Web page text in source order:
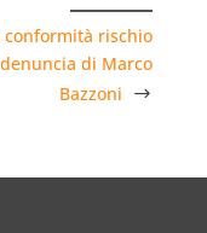
conformità rischio
di Marco
Bazzoni